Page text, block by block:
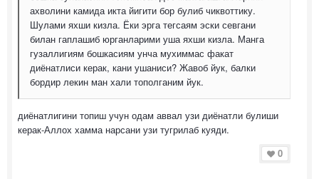
ахволини камида икта йигити бор булиб чиквоттику.
Шулами яхши кизла. Ёки эрга тегсаям эски севгани
билан гаплашиб юрганларими уша яхши кизла. Манга
гузаллигиям бошкасиям унча мухиммас факат
диёнатлиси керак, кани ушаниси? Жавоб йук, балки
бордир лекин ман хали тополганим йук.
диёнатлигини топиш учун одам аввал узи диёнатли булиши
керак-Аллох хамма нарсани узи тугрилаб куяди.
0